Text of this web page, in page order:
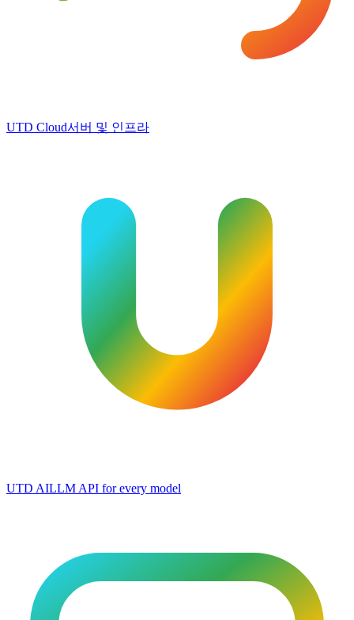
UTD Cloud서버 및 인프라
UTD AILLM API for every model